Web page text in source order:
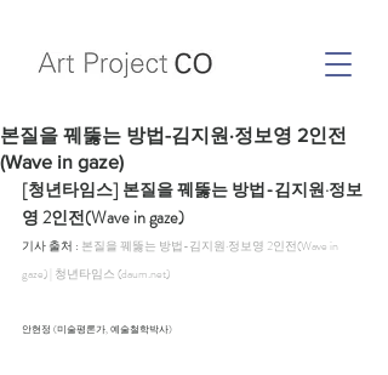
본질을 꿰뚫는 방법-김지원·정보영 2인전
(Wave in gaze)
[청년타임스] 본질을 꿰뚫는 방법-김지원·정보
영 2인전(Wave in gaze)
기사 출처 : 본질을 꿰뚫는 방법-김지원·정보영 2인전(Wave in
gaze) | 청년타임스 (daum.net)
안현정 (미술평론가, 예술철학박사)